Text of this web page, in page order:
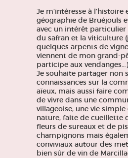
Je m'intéresse à l'histoire
géographie de Bruéjouls
avec un intérêt
du safran et la viticulture
quelques arpents de
viennent de mon grand-
participe aux
Je souhaite partager non
connaissances sur la
aïeux, mais aussi faire
de vivre dans une
villageoise, une vie
nature, faite de cueillette
fleurs de sureaux et de
champignons mais
conviviaux autour des
bien sûr de vin de